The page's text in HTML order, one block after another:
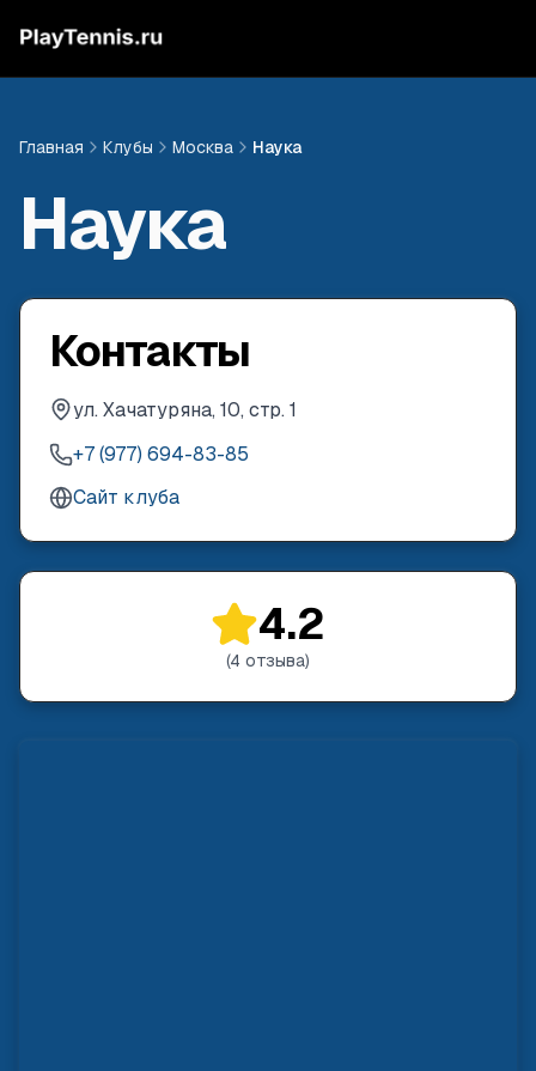
Главная Клубы Москва Наука
Наука
Контакты
ул. Хачатуряна, 10, стр. 1
+7 (977) 694-83-85
Сайт клуба
4.2
(4 отзыва)